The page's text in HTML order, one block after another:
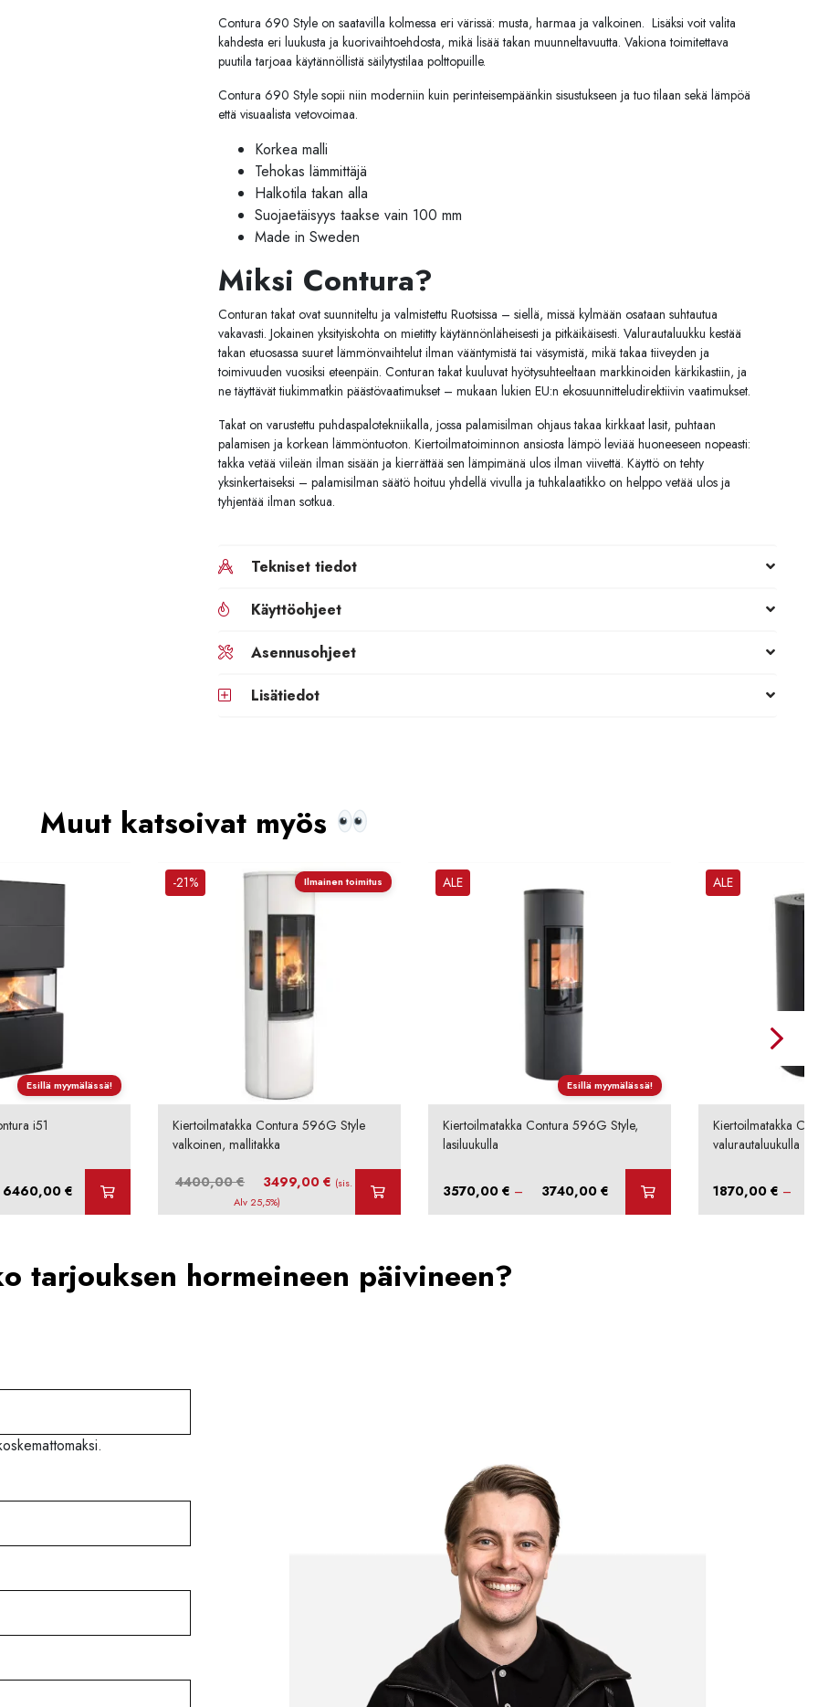
Contura 690 Style on saatavilla kolmessa eri värissä: musta, harmaa ja valkoinen. Lisäksi voit valita
kahdesta eri luukusta ja kuorivaihtoehdosta, mikä lisää takan muunneltavuutta. Vakiona toimitettava
puutila tarjoaa käytännöllistä säilytystilaa polttopuille.
Contura 690 Style sopii niin moderniin kuin perinteisempäänkin sisustukseen ja tuo tilaan sekä lämpöä
että visuaalista vetovoimaa.
Korkea malli
Tehokas lämmittäjä
Halkotila takan alla
Suojaetäisyys taakse vain 100 mm
Made in Sweden
Miksi Contura?
Conturan takat ovat suunniteltu ja valmistettu Ruotsissa – siellä, missä kylmään osataan suhtautua
vakavasti. Jokainen yksityiskohta on mietitty käytännönläheisesti ja pitkäikäisesti. Valurautaluukku kestää
takan etuosassa suuret lämmönvaihtelut ilman vääntymistä tai väsymistä, mikä takaa tiiveyden ja
toimivuuden vuosiksi eteenpäin. Conturan takat kuuluvat hyötysuhteeltaan markkinoiden kärkikastiin, ja
ne täyttävät tiukimmatkin päästövaatimukset – mukaan lukien EU:n ekosuunnitteludirektiivin vaatimukset.
Takat on varustettu puhdaspalotekniikalla, jossa palamisilman ohjaus takaa kirkkaat lasit, puhtaan
palamisen ja korkean lämmöntuoton. Kiertoilmatoiminnon ansiosta lämpö leviää huoneeseen nopeasti:
takka vetää viileän ilman sisään ja kierrättää sen lämpimänä ulos ilman viivettä. Käyttö on tehty
yksinkertaiseksi – palamisilman säätö hoituu yhdellä vivulla ja tuhkalaatikko on helppo vetää ulos ja
tyhjentää ilman sotkua.
Tekniset tiedot
Käyttöohjeet
Asennusohjeet
Lisätiedot
Muut katsoivat myös
Esillä myymälässä!
i51
6460,00 €Hintaluokka:
Ilmainen toimitus
-21%
Kiertoilmatakka Contura 596G Style
valkoinen, mallitakka
4400,00€
Alkuperäinen
hinta
oli:
3499,00€ Nykyinen
on:
(sis.
Alv 25,5%)
Esillä myymälässä!
ALE
Kiertoilmatakka Contura 596G Style,
lasiluukulla
3570,00 € – 3740,00 €Hintaluokka:
ALE
Kiertoilmatakka
valurautaluukulla
1870,00 € –
tarjouksen hormeineen päivineen?